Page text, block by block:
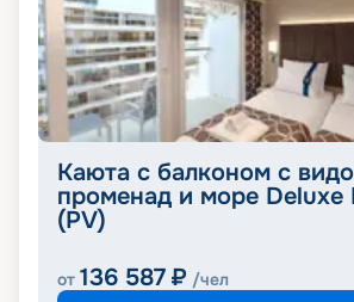
Каюта с балконом с
променад и море Deluxe
(PV)
от 136 587 ₽ /чел